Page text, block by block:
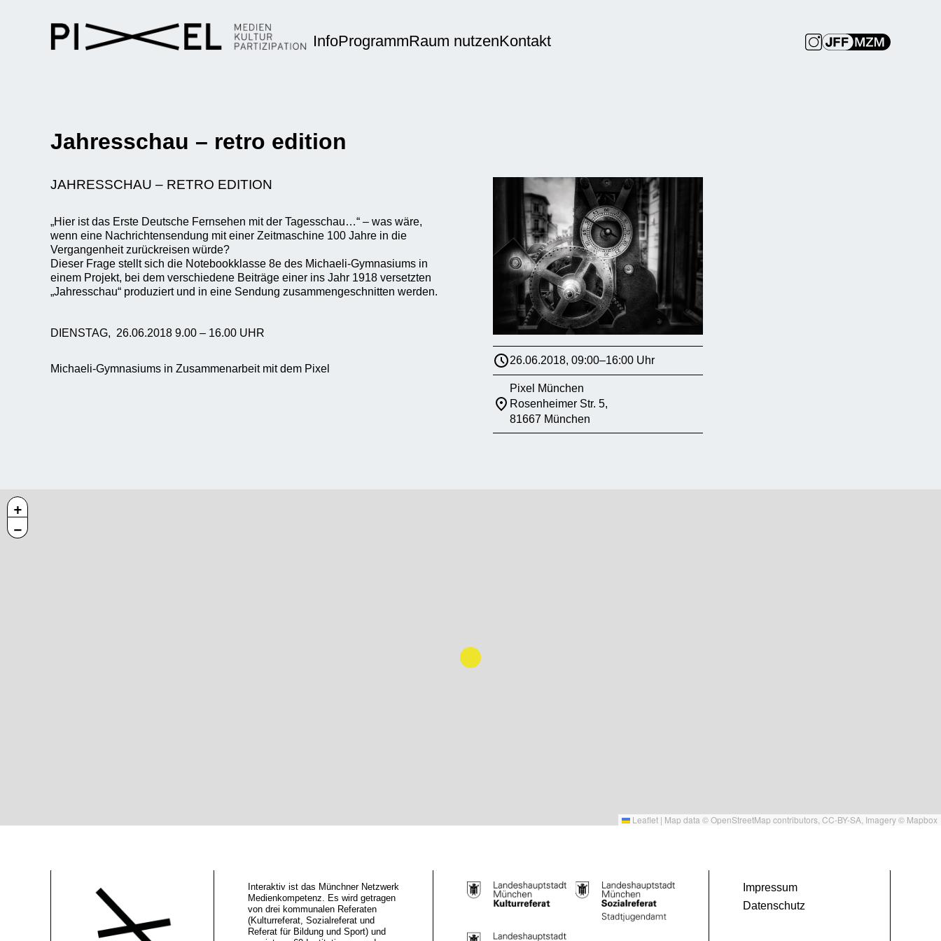
InfoProgrammRaum nutzenKontakt
Jahresschau – retro edition
JAHRESSCHAU – RETRO EDITION
„Hier ist das Erste Deutsche Fernsehen mit der Tagesschau…“ – was wäre,
wenn eine Nachrichtensendung mit einer Zeitmaschine 100 Jahre in die
Vergangenheit zurückreisen würde?
Dieser Frage stellt sich die Notebookklasse 8e des Michaeli-Gymnasiums in
einem Projekt, bei dem verschiedene Beiträge einer ins Jahr 1918 versetzten
„Jahresschau“ produziert und in eine Sendung zusammengeschnitten werden.
DIENSTAG, 26.06.2018 9.00 – 16.00 UHR
Michaeli-Gymnasiums in Zusammenarbeit mit dem Pixel
26.06.2018, 09:00–16:00 Uhr
Pixel München
Rosenheimer Str. 5,
81667 München
+
−
Leaflet | Map data ©OpenStreetMap contributors, CC-BY-SA , Imagery © Mapbox
Interaktiv ist das Münchner Netzwerk
Medienkompetenz. Es wird getragen
von drei kommunalen Referaten
(Kulturreferat, Sozialreferat und
Referat für Bildung und Sport) und
Impressum
Datenschutz